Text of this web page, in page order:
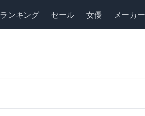
ランキング セール 女優 メーカー